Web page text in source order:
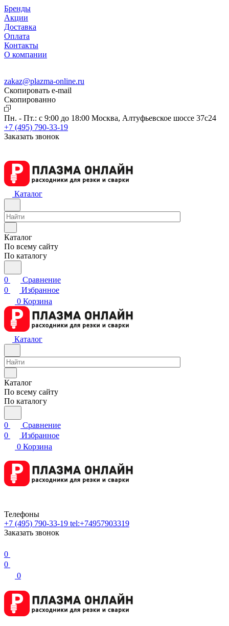
Бренды
Акции
Доставка
Оплата
Контакты
О компании
zakaz@plazma-online.ru
Скопировать e-mail
Cкопированно
Пн. - Пт.: с 9:00 до 18:00 Москва, Алтуфьевское шоссе 37с24
+7 (495) 790-33-19
Заказать звонок
Каталог
Каталог
По всему сайту
По каталогу
0
Сравнение
0
Избранное
0 Корзина
Каталог
Каталог
По всему сайту
По каталогу
0
Сравнение
0
Избранное
0 Корзина
Телефоны
+7 (495) 790-33-19 tel:+74957903319
Заказать звонок
0
0
0